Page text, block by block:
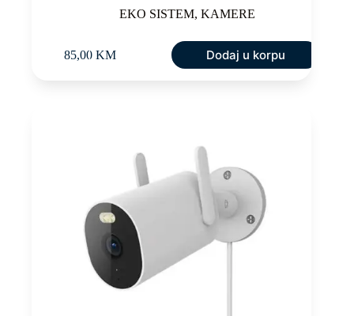
EKO SISTEM,KAMERE
85,00 KM Dodaj u korpu